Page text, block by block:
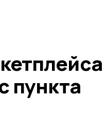
пункта